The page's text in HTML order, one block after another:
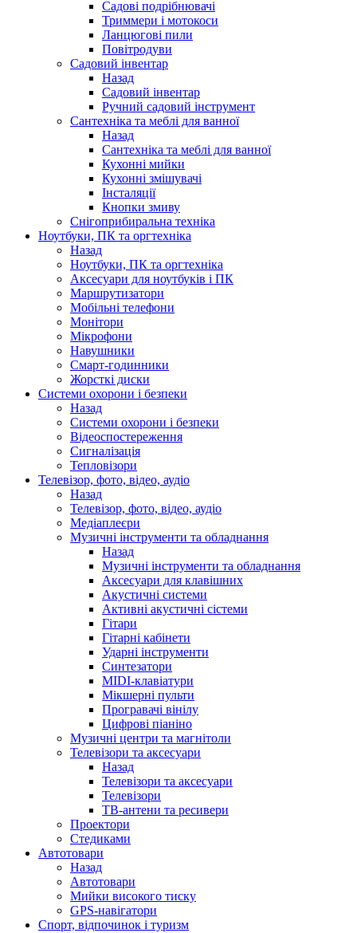
Садові подрібнювачі
Триммери і мотокоси
Ланцюгові пили
Повітродуви
Садовий інвентар
Назад
Садовий інвентар
Ручний садовий інструмент
Сантехніка та меблі для ванної
Назад
Сантехніка та меблі для ванної
Кухонні мийки
Кухонні змішувачі
Інсталяції
Кнопки змиву
Снігоприбиральна техніка
Ноутбуки, ПК та оргтехніка
Назад
Ноутбуки, ПК та оргтехніка
Аксесуари для ноутбуків і ПК
Маршрутизатори
Мобільні телефони
Монітори
Мікрофони
Навушники
Смарт-годинники
Жорсткі диски
Системи охорони і безпеки
Назад
Системи охорони і безпеки
Відеоспостереження
Сигналізація
Тепловізори
Телевізор, фото, відео, аудіо
Назад
Телевізор, фото, відео, аудіо
Медіаплеєри
Музичні інструменти та обладнання
Назад
Музичні інструменти та обладнання
Аксесуари для клавішних
Акустичні системи
Активні акустичні сістеми
Гітари
Гітарні кабінети
Ударні інструменти
Синтезатори
MIDI-клавіатури
Мікшерні пульти
Програвачі вінілу
Цифрові піаніно
Музичні центри та магнітоли
Телевізори та аксесуари
Назад
Телевізори та аксесуари
Телевізори
ТВ-антени та ресивери
Проектори
Стедиками
Автотовари
Назад
Автотовари
Мийки високого тиску
GPS-навігатори
Спорт, відпочинок і туризм